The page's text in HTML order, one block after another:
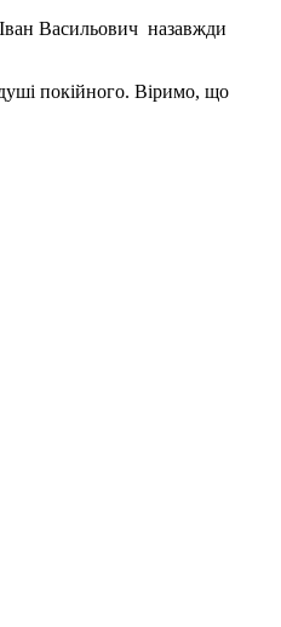
Васильович назавжди
покійного. Віримо, що